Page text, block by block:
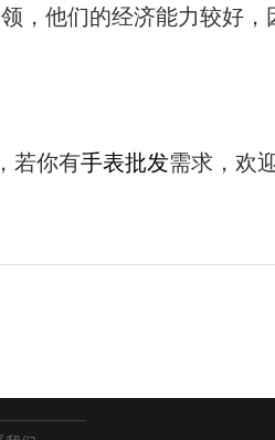
，他们的经济能力较好，
若你有手表批发需求，欢